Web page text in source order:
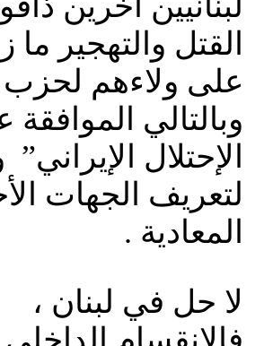
القتل والتهجير ما
على ولاءهم لحزب
وبالتالي الموافقة
الإحتلال الإيراني”
لتعريف الجهات
المعادية .
لا حل في لبنان ،